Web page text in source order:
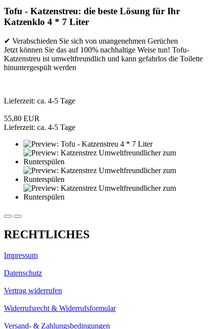
Tofu - Katzenstreu: die beste Lösung für Ihr
Katzenklo 4 * 7 Liter
✔ Verabschieden Sie sich von unangenehmen Gerüchen
Jetzt können Sie das auf 100% nachhaltige Weise tun! Tofu-
Katzenstreu ist umweltfreundlich und kann gefahrlos die Toilette
hinuntergespült werden
Lieferzeit: ca. 4-5 Tage
55,80 EUR
Lieferzeit: ca. 4-5 Tage
RECHTLICHES
Impressum
Datenschutz
Vertrag widerrufen
Widerrufsrecht & Widerrufsformular
Versand- & Zahlungsbedingungen